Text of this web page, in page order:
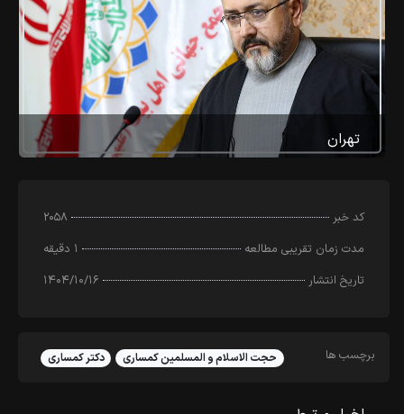
تهران
کد خبر
۲۰۵۸
مدت زمان تقریبی مطالعه
۱ دقیقه
تاریخ انتشار
۱۴۰۴/۱۰/۱۶
برچسب ها حجت الاسلام و المسلمین کمساری دکتر کمساری